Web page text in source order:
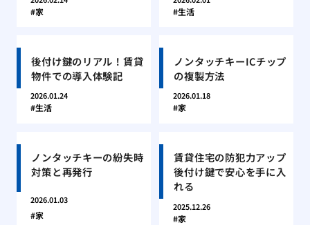
家 生活
後付け鍵のリアル！賃貸
物件での導入体験記
2026.01.24
生活
ノンタッチキーICチップ
の複製方法
2026.01.18
家
ノンタッチキーの紛失時
対策と再発行
2026.01.03
家
賃貸住宅の防犯力アップ
後付け鍵で安心を手に入
れる
2025.12.26
家